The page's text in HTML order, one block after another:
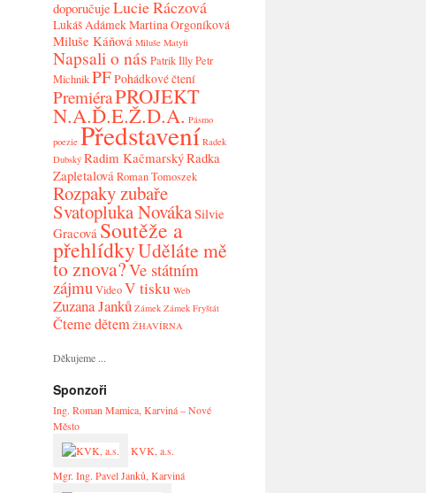
doporučuje Lucie Ráczová
Lukáš AdámekMartina Orgoníková
Miluše Káňová Miluše Matyfi
Napsali o nás Patrik IllyPetr
MichnikPFPohádkové čtení
PremiéraPROJEKT
N.A.Ď.E.Ž.D.A. Pásmo
poezie Představení Radek
Dubský Radim KačmarskýRadka
ZapletalováRoman Tomoszek
Rozpaky zubaře
Svatopluka NovákaSilvie
Gracová Soutěže a
přehlídkyUděláte mě
to znova?Ve státním
zájmuVideoV tisku Web
Zuzana Janků Zámek Zámek Fryštát
Čteme dětem ŽHAVÍRNA
Děkujeme ...
Sponzoři
Ing. Roman Mamica, Karviná – Nové
Město
KVK, a.s.
Mgr. Ing. Pavel Janků, Karviná